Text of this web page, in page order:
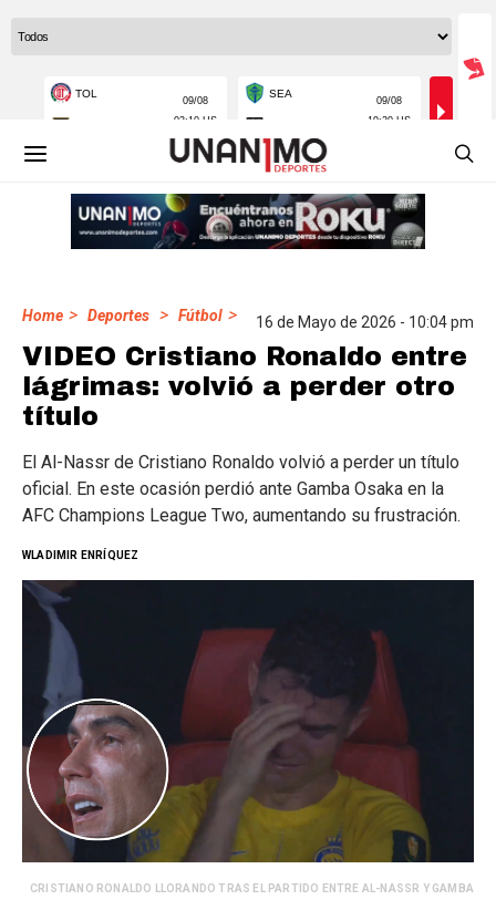
Home > Deportes > Fútbol > 16 de Mayo de 2026 - 10:04 pm
VIDEO Cristiano Ronaldo entre
lágrimas: volvió a perder otro
título
El Al-Nassr de Cristiano Ronaldo volvió a perder un título
oficial. En este ocasión perdió ante Gamba Osaka en la
AFC Champions League Two, aumentando su frustración.
WLADIMIR ENRÍQUEZ
CRISTIANO RONALDO LLORANDO TRAS EL PARTIDO ENTRE AL-NASSR Y GAMBA